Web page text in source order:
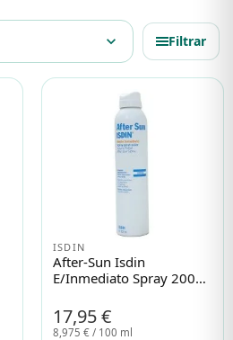
y dietética
y dietética
expand_more Filtrar
ISDIN
After-Sun Isdin
E/inmediato Spray 200
17,95 €
8,975 € / 100 ml